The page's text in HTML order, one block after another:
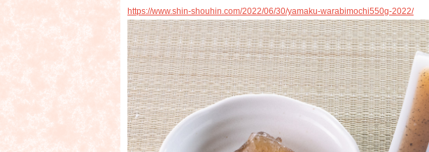
https://www.shin-shouhin.com/2022/06/30/yamaku-warabimochi550g-2022/